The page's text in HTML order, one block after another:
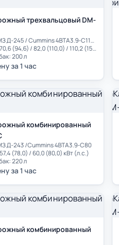
трехвальцовый DM-
Модель: ММЗ Д-245 / Cummins 4BTA3.9-C110 / ММЗ Д-245.30Е2/ Cummins 4BTA3.9-C125
Мощность: 70,6 (94,6) / 82,0 (110,0) / 110,2 (150,0) / 93,0 (125,0) кВт (л.с.)
200 л
за 1 час
комбинированный
Д-243 /Cummins 4BTA3.9-C80
(78,0) / 60,0 (80,0) кВт (л.с.)
220 л
за 1 час
комбинированный